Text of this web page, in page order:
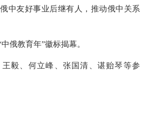
中友好事业后继有人，推动俄中关系
俄教育年”徽标揭幕。
毅、何立峰、张国清、谌贻琴等参